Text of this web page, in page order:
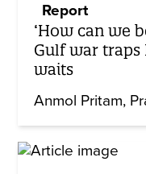
Report
‘How can we
Gulf war traps
waits
Anmol Pritam